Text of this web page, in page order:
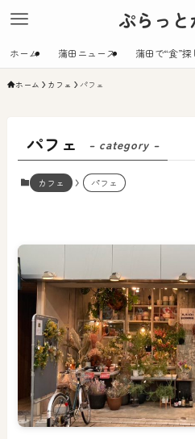
ぷらっと
ホーム 蒲田ニュース 蒲田で“食”探
ホーム カフェ パフェ
パフェ – category –
カフェ パフェ